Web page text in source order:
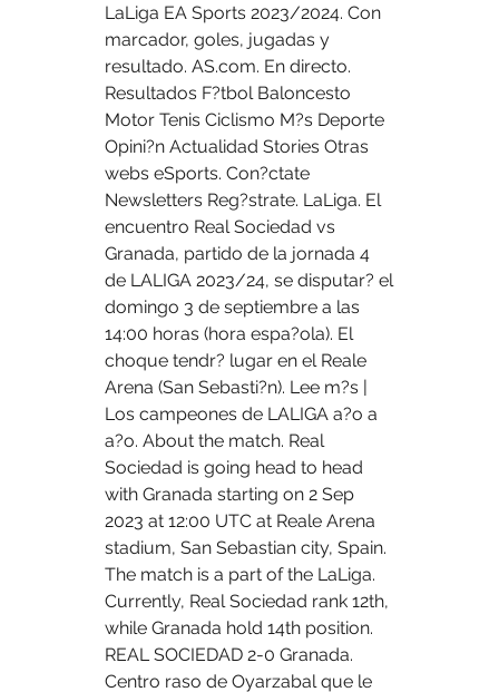
LaLiga EA Sports 2023/2024. Con
marcador, goles, jugadas y
resultado. AS.com. En directo.
Resultados F?tbol Baloncesto
Motor Tenis Ciclismo M?s Deporte
Opini?n Actualidad Stories Otras
webs eSports. Con?ctate
Newsletters Reg?strate. LaLiga. El
encuentro Real Sociedad vs
Granada, partido de la jornada 4
de LALIGA 2023/24, se disputar? el
domingo 3 de septiembre a las
14:00 horas (hora espa?ola). El
choque tendr? lugar en el Reale
Arena (San Sebasti?n). Lee m?s |
Los campeones de LALIGA a?o a
a?o. About the match. Real
Sociedad is going head to head
with Granada starting on 2 Sep
2023 at 12:00 UTC at Reale Arena
stadium, San Sebastian city, Spain.
The match is a part of the LaLiga.
Currently, Real Sociedad rank 12th,
while Granada hold 14th position.
REAL SOCIEDAD 2-0 Granada.
Centro raso de Oyarzabal que le